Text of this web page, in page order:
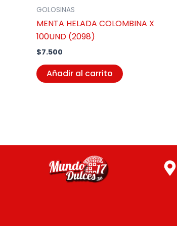
GOLOSINAS
MENTA HELADA COLOMBINA X
100UND (2098)
$7.500
Añadir al carrito